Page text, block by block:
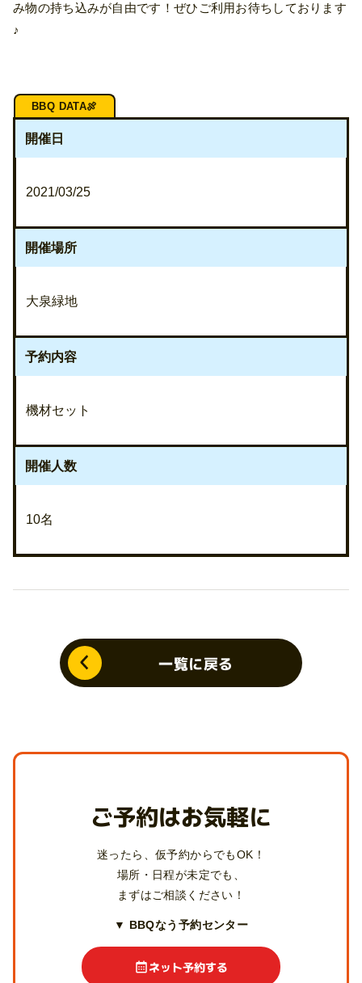
み物の持ち込みが自由です！ぜひご利用お待ちしております
♪
開催日
2021/03/25
開催場所
大泉緑地
予約内容
機材セット
開催人数
10名
一覧に戻る
ご予約はお気軽に
迷ったら、仮予約からでもOK！
場所・日程が未定でも、
まずはご相談ください！
▼ BBQなう予約センター
ネット予約する